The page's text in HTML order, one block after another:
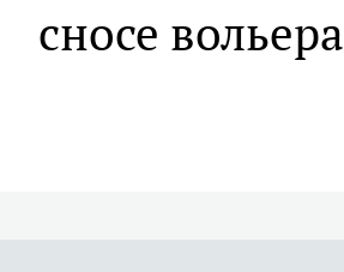
сносе вольера